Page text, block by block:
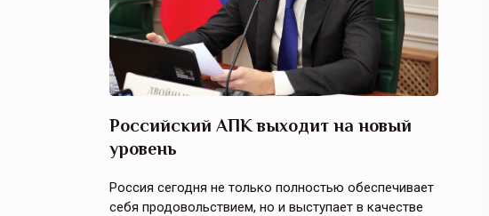
Российский АПК выходит на новый
уровень
Россия сегодня не только полностью обеспечивает
себя продовольствием, но и выступает в качестве